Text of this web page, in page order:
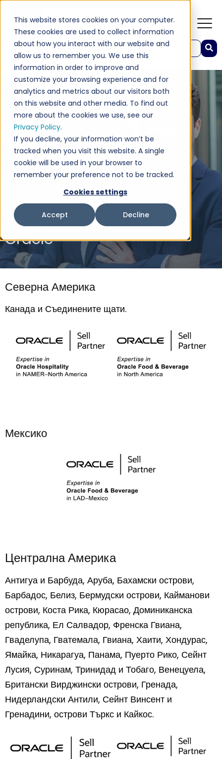
This website stores cookies on your computer.
These cookies are used to collect information
about how you interact with our website and
allow us to remember you. We use this
information in order to improve and
customize your browsing experience and for
analytics and metrics about our visitors both
on this website and other media. To find out
more about the cookies we use, see our
Privacy Policy.
If you decline, your information won’t be
tracked when you visit this website. A single
cookie will be used in your browser to
remember your preference not to be tracked.
Cookies settings
Accept Decline
Това е поле за търсене с прикачена функция за автоматични предложения.
Няма предложения, защото полето за търсене е
Нашият световен опит в
Oracle
Северна Америка
Канада и Съединените щати.
Мексико
Централна Америка
Антигуа и Барбуда, Аруба, Бахамски острови,
Барбадос, Белиз, Бермудски острови, Кайманови
острови, Коста Рика, Кюрасао, Доминиканска
република, Ел Салвадор, Френска Гвиана,
Гваделупа, Гватемала, Гвиана, Хаити, Хондурас,
Ямайка, Никарагуа, Панама, Пуерто Рико, Сейнт
Лусия, Суринам, Тринидад и Тобаго, Венецуела,
Британски Вирджински острови, Гренада,
Нидерландски Антили, Сейнт Винсент и
Гренадини, острови Търкс и Кайкос.